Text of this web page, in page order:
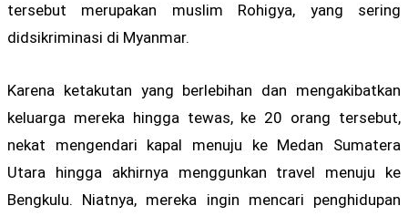
tersebut merupakan muslim Rohigya, yang sering
didsikriminasi di Myanmar.
Karena ketakutan yang berlebihan dan mengakibatkan
keluarga mereka hingga tewas, ke 20 orang tersebut,
nekat mengendari kapal menuju ke Medan Sumatera
Utara hingga akhirnya menggunkan travel menuju ke
Bengkulu. Niatnya, mereka ingin mencari penghidupan